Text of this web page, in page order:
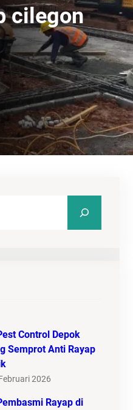
cilegon
Control Depok
Semprot Anti Rayap
2026
Rayap di